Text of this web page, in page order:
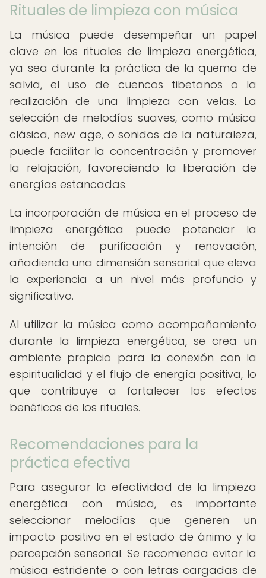
Rituales de limpieza con música
La música puede desempeñar un papel
clave en los rituales de limpieza energética,
ya sea durante la práctica de la quema de
salvia, el uso de cuencos tibetanos o la
realización de una limpieza con velas. La
selección de melodías suaves, como música
clásica, new age, o sonidos de la naturaleza,
puede facilitar la concentración y promover
la relajación, favoreciendo la liberación de
energías estancadas.
La incorporación de música en el proceso de
limpieza energética puede potenciar la
intención de purificación y renovación,
añadiendo una dimensión sensorial que eleva
la experiencia a un nivel más profundo y
significativo.
Al utilizar la música como acompañamiento
durante la limpieza energética, se crea un
ambiente propicio para la conexión con la
espiritualidad y el flujo de energía positiva, lo
que contribuye a fortalecer los efectos
benéficos de los rituales.
Recomendaciones para la
práctica efectiva
Para asegurar la efectividad de la limpieza
energética con música, es importante
seleccionar melodías que generen un
impacto positivo en el estado de ánimo y la
percepción sensorial. Se recomienda evitar la
música estridente o con letras cargadas de